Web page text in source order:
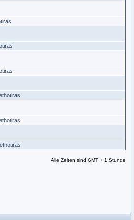
Alle Zeiten sind GMT + 1 Stunde